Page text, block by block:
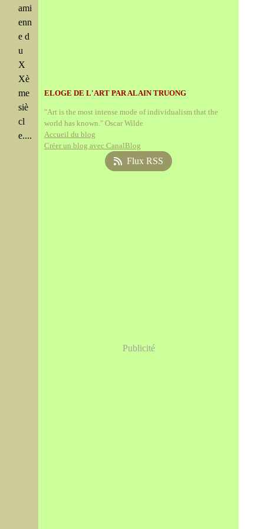
ami
enn
e d
u
X
Xè
me
siè
cl
e....
ELOGE DE L'ART PAR ALAIN TRUONG
"Art is the most intense mode of individualism that the
world has known." Oscar Wilde
Accueil du blog
Créer un blog avec CanalBlog
Flux RSS
Publicité